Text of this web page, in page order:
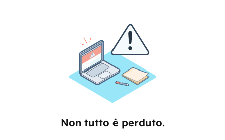
Non tutto è perduto.